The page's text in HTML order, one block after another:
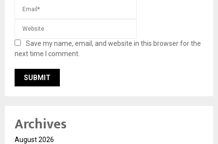
Save my name, email, and website in this browser for the
next time I comment.
Archives
August 2026